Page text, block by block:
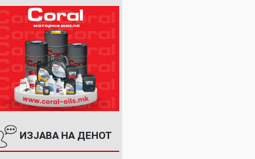
ИЗЈАВА НА ДЕНОТ